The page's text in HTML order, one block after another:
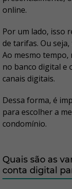
online.
Por um lado, isso
de tarifas. Ou
Ao mesmo tempo,
no banco digital e
canais digitais.
Dessa forma, é
para escolher a
condomínio.
Quais são as
conta digital